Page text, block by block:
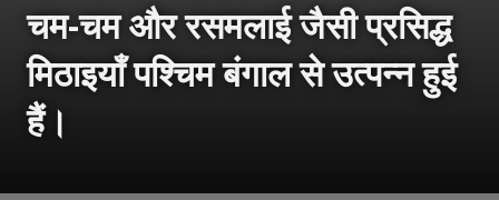
चम-चम और रसमलाई जैसी प्रसिद्ध
मिठाइयाँ पश्चिम बंगाल से उत्पन्न हुई
हैं।